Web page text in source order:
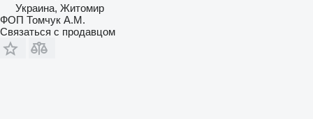
Украина, Житомир
ФОП Томчук А.М.
Связаться с продавцом